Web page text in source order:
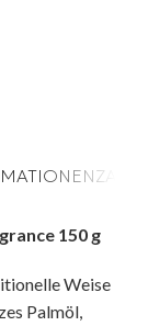
150 g
Weise
Palmöl,